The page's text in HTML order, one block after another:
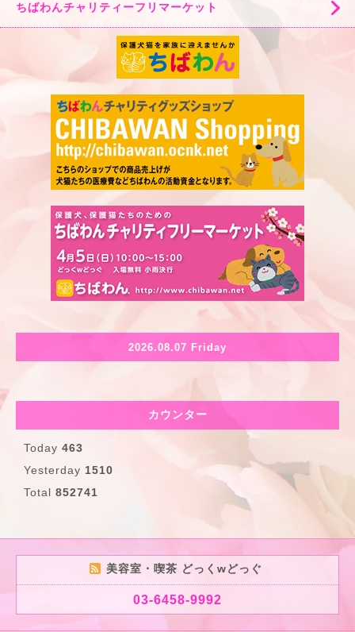
ちばわんチャリティーフリマーケット
2026.08.07 Friday
カウンター
Today 463
Yesterday 1510
Total 852741
美容室・喫茶 どっくwどっぐ
03-6458-9992